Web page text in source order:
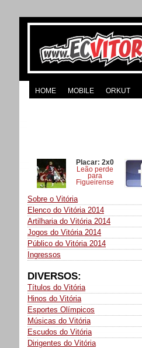
HOME MOBILE ORKUT
Placar: 2x0
Leão perde
para
Figueirense
Sobre o Vitória
Elenco do Vitória 2014
Artilharia do Vitória 2014
Jogos do Vitória 2014
Público do Vitória 2014
Ingressos
DIVERSOS:
Títulos do Vitória
Hinos do Vitória
Esportes Olímpicos
Músicas do Vitória
Escudos do Vitória
Dirigentes do Vitória